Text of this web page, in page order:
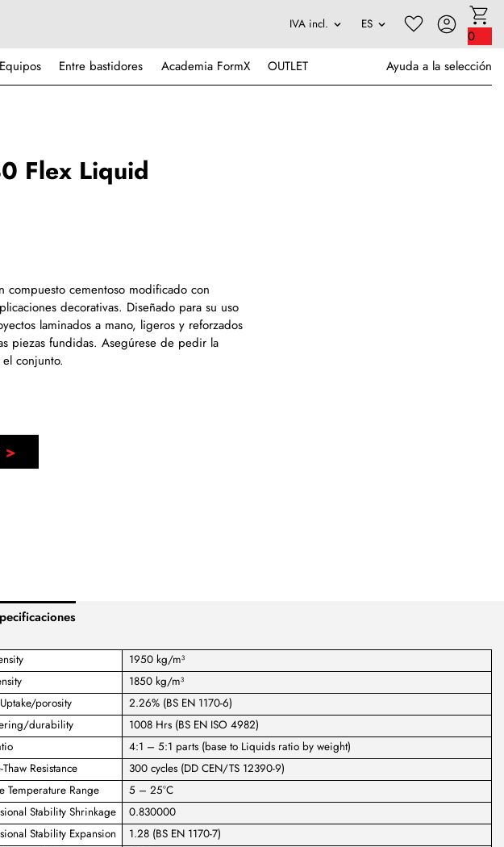
0
Entre bastidores Academia FormX OUTLET Ayuda a la selección
Flex Liquid
compuesto cementoso modificado con
decorativas. Diseñado para su uso
laminados a mano, ligeros y reforzados
piezas fundidas. Asegúrese de pedir la
conjunto.
1950 kg/m³
1850 kg/m³
porosity
2.26% (BS EN 1170-6)
durability
1008 Hrs (BS EN ISO 4982)
4:1 – 5:1 parts (base to Liquids ratio by weight)
Thaw Resistance
300 cycles (DD CEN/TS 12390-9)
Temperature Range
5 – 25°C
Stability Shrinkage
0.830000
Stability Expansion
1.28 (BS EN 1170-7)